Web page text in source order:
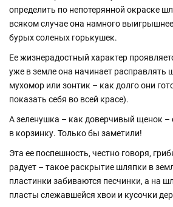
определить по непотерянной окраске
всяком случае она намного
бурых соленых горькушек.
Ее жизнерадостный характер
уже в земле она начинает расправлять
мухомор или зонтик – как долго они
показать себя во всей красе).
А зеленушка – как доверчивый щенок –
в корзинку. Только бы заметили!
Эта ее поспешность, честно говоря,
радует – такое раскрытие шляпки в
пластинки забиваются песчинки, а на
пласты слежавшейся хвои и кусочки